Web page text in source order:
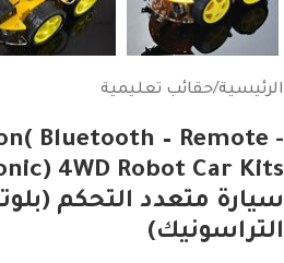
الرئيسية/حقائب تعليمية
Bluetooth – Remote -
سيارة متعدد التحكم
التراسونيك)